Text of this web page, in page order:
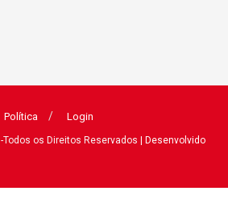
Política Login
-Todos os Direitos Reservados
| Desenvolvido